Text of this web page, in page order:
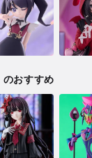
のおすすめ